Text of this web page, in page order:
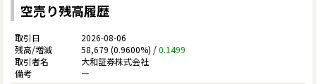
空売り残高履歴
2026-08-06
58,679 (0.9600%) /0.1499
大和証券株式会社
ー